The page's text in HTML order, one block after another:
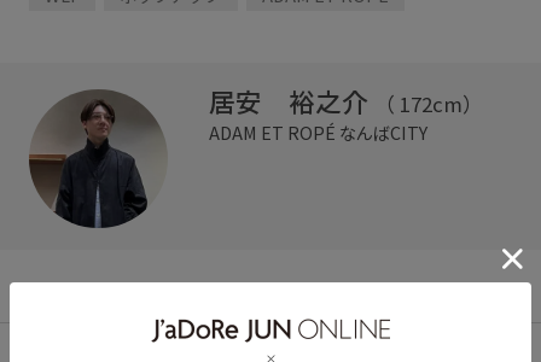
居安 裕之介 （ 172cm）
ADAM ET ROPÉ なんばCITY